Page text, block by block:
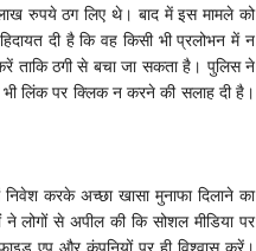
रुपये ठग लिए थे। बाद में इस मामले को
दी है कि वह किसी भी प्रलोभन में न
ताकि ठगी से बचा जा सकता है। पुलिस ने
लिंक पर क्लिक न करने की सलाह दी है।
करके अच्छा खासा मुनाफा दिलाने का
लोगों से अपील की कि सोशल मीडिया पर